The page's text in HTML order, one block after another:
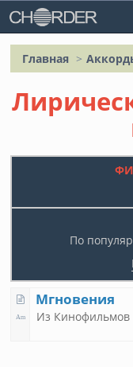
Главная
По
Мгновения
Из Кинофильмов